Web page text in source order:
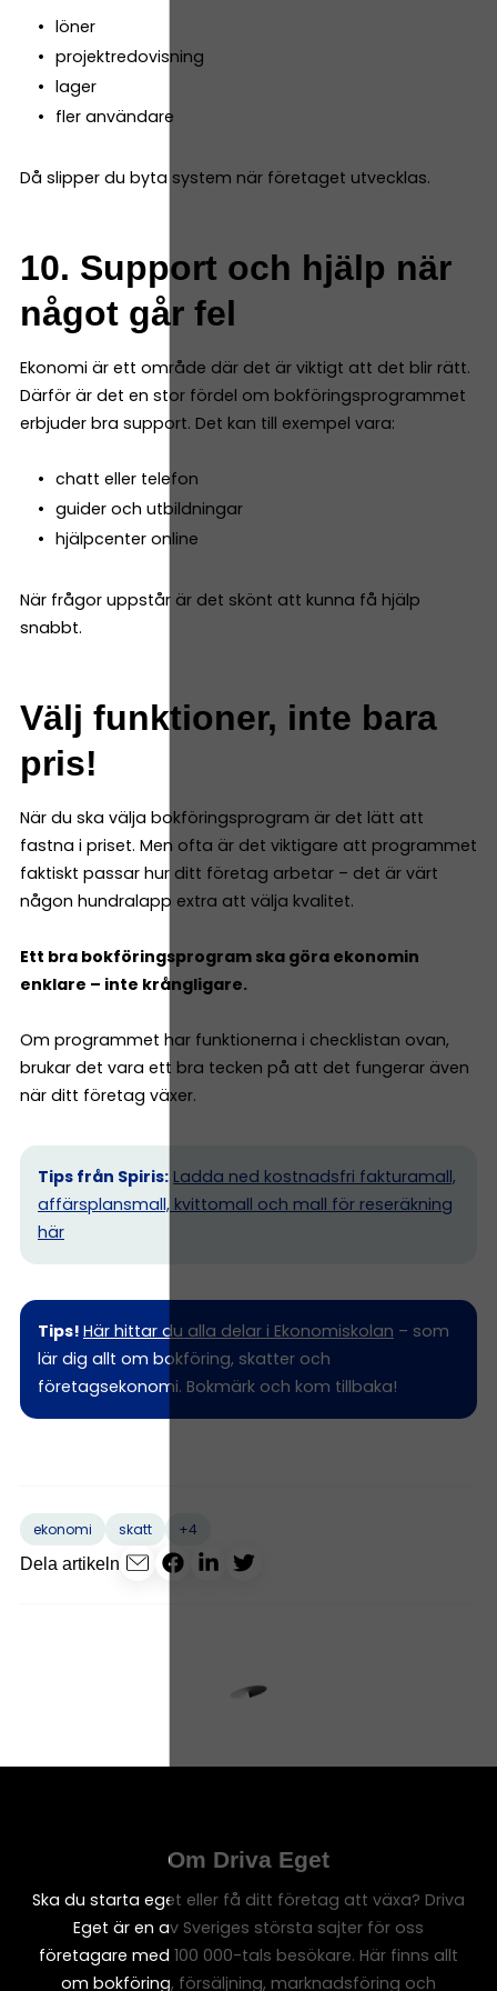
löner
projektredovisning
lager
fler användare
Då slipper du byta system när företaget utvecklas.
10. Support och hjälp när
något går fel
Ekonomi är ett område där det är viktigt att det blir rätt.
Därför är det en stor fördel om bokföringsprogrammet
erbjuder bra support. Det kan till exempel vara:
chatt eller telefon
guider och utbildningar
hjälpcenter online
När frågor uppstår är det skönt att kunna få hjälp
snabbt.
Välj funktioner, inte bara
pris!
När du ska välja bokföringsprogram är det lätt att
fastna i priset. Men ofta är det viktigare att programmet
faktiskt passar hur ditt företag arbetar – det är värt
någon hundralapp extra att välja kvalitet.
Ett bra bokföringsprogram ska göra ekonomin
enklare – inte krångligare.
Om programmet har funktionerna i checklistan ovan,
brukar det vara ett bra tecken på att det fungerar även
när ditt företag växer.
Tips från Spiris: Ladda ned kostnadsfri fakturamall,
affärsplansmall, kvittomall och mall för reseräkning
här
Tips! Här hittar du alla delar i Ekonomiskolan – som
lär dig allt om bokföring, skatter och
företagsekonomi. Bokmärk och kom tillbaka!
ekonomi skatt
+4
Dela artikeln
Om Driva Eget
Ska du starta eget eller få ditt företag att växa? Driva
Eget är en av Sveriges största sajter för oss
företagare med 100 000-tals besökare. Här finns allt
om bokföring, försäljning, marknadsföring och